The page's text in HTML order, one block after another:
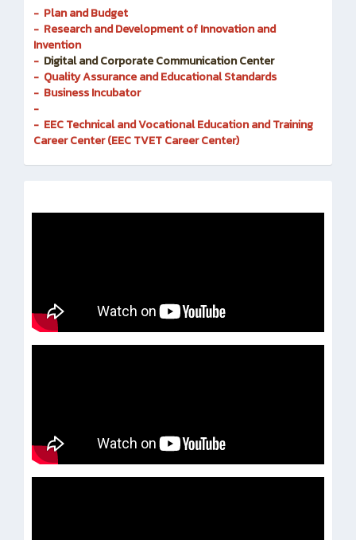
- Plan and Budget
- Research and Development of Innovation and
Invention
- Digital and Corporate Communication Center
- Quality Assurance and Educational Standards
- Business Incubator
-
- EEC Technical and Vocational Education and Training
Career Center (EEC TVET Career Center)